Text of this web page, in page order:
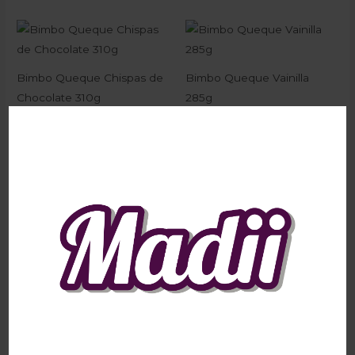
Bimbo Queque Chispas de
Chocolate 310g
Bimbo Queque Vainilla
285g
Bimbo Rapiditas Clasicas
I.V.A
Marinela Dalmata 45g
Hogar
₡640 I.V.A